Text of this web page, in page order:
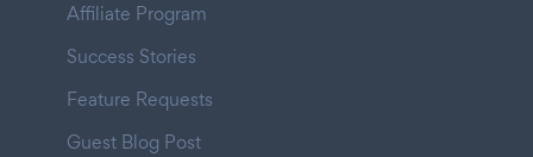
Affiliate Program
Success Stories
Feature Requests
Guest Blog Post